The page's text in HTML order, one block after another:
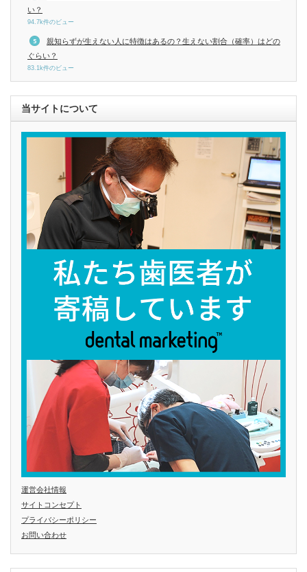
い？
94.7k件のビュー
親知らずが生えない人に特徴はあるの？生えない割合（確率）はどの
ぐらい？
83.1k件のビュー
当サイトについて
運営会社情報
サイトコンセプト
プライバシーポリシー
お問い合わせ